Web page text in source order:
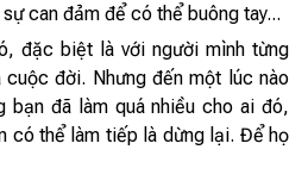
can đảm để có thể buông tay...
đặc biệt là với người mình từng
đời. Nhưng đến một lúc nào
bạn đã làm quá nhiều cho ai đó,
có thể làm tiếp là dừng lại. Để họ